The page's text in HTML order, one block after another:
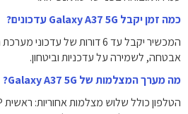
כמה זמן יקבל Galaxy A37 5G עדכונים?
אבטחה, לשמירה על עדכניות וביטחון.
מה מערך המצלמות של Galaxy A37 5G?